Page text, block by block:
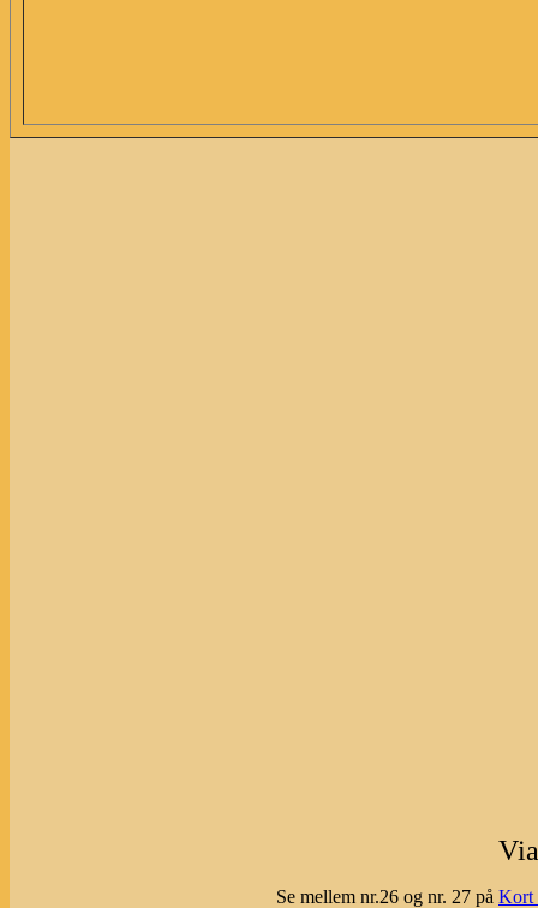
Se mellem nr.26 og nr. 27 på Kort